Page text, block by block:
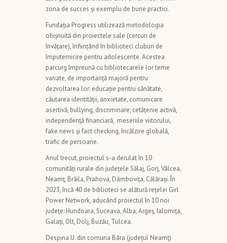
zona de succes și exemplu de bune practici.
Fundația Progress utilizează metodologia
obișnuită din proiectele sale (cercuri de
învățare), înființând în biblioteci cluburi de
împuternicire pentru adolescente. Acestea
parcurg împreună cu bibliotecarele lor teme
variate, de importanță majoră pentru
dezvoltarea lor: educație pentru sănătate,
căutarea identității, anxietate, comunicare
asertivă, bullying, discriminare, cetățenie activă,
independență financiară, meseriile viitorului,
fake news și fact checking, încălzire globală,
trafic de persoane.
Anul trecut, proiectul s-a derulat în 10
comunități rurale din județele Sălaj, Gorj, Vâlcea,
Neamț, Brăila, Prahova, Dâmbovița, Călărași. În
2023, încă 40 de biblioteci se alătură rețelei Girl
Power Network, aducând proiectul în 10 noi
județe: Hundoara, Suceava, Alba, Argeș, Ialomița,
Galați, Olt, Dolj, Buzău, Tulcea.
Despina U. din comuna Bâra (județul Neamț)